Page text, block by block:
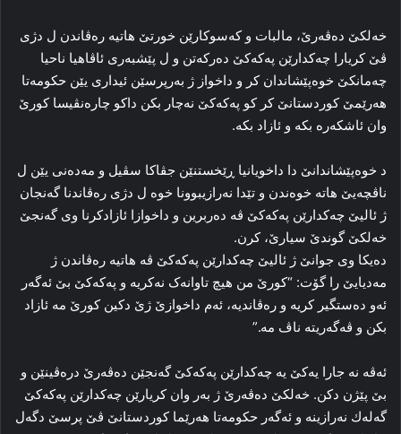
‌خەلكێ دەڤەرێ، مالبات و كەسوكارێن خورتێ ھاتیە رەڤاندن ل دژی
ڤێ كریارا چەكدارێن پەكەكێ دەركەتن و ل پێشبەری ئاڤاھیا ناحیا
چەمانكێ خوەپێشاندان كر و داخواز ژ بەرپرسێن ئیداری یێن حكومەتا
ھەرێمێ كوردستانێ كر كو پەكەكێ نەچار بكن داکو چاره‌نڤیسا کورێ
وان ئا‌شکه‌ره‌ بکە و ئازاد بكە.
د خوه‌پێشاندانێ دا داخویانیا ڕێخستنێن جڤاکا سڤیل و مه‌ده‌نی یێن ل
ناڤچه‌یێ هاته‌ خوه‌ندن و تێدا نه‌رازیبوونا خوه‌ ل دژی رەڤاندنا گەنجان
ژ ئالیێ چەكدارێن پەكەكێ ڤە ده‌ربرین و داخوازا ئازادکرنا وی گەنجێ
خەلكێ گوندێ سیارێ، کرن.
دەیكا وی جوانێ ژ ئالیێ چەكدارێن پەكەكێ ڤە ھاتیە رەڤاندن ژ
مەدیایێ را گۆت: “کورێ من هیچ تاوانه‌ک نه‌کریه‌ و پەکەکێ بێ ئەگەر
ئەو ده‌ستگیر کریه و رەڤاندیە‌، ئه‌م داخوازێ ژێ دکین کورێ مه‌ ئازاد
بکن و ڤه‌گه‌ریتە ناڤ مه.‌”
ئەڤە نە جارا یەكێ یە چەكدارێن پەكەكێ گەنجێن دەڤەرێ درەڤینێن و
بێ پێژن دكن. خەلكێ دەڤەرێ ژ بەر وان كریارێن چەكدارێن پەكەكێ
گەلەك نەرازینە و ئەگەر حكومەتا ھەرێما كوردستانێ ڤێ پرسێ دگەل